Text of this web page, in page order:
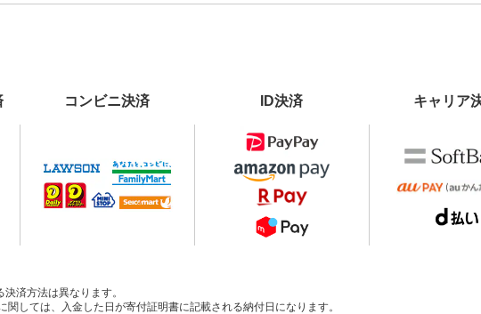
コンビニ決済 ID決済 キャリア
済方法は異なります。
しては、入金した日が寄付証明書に記載される納付日になります。